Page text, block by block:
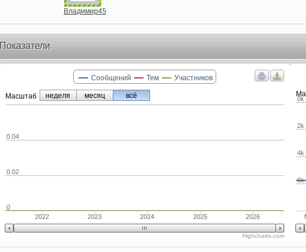
Владимир45
Показатели
Маcштаб
2022 2023 2024 2025 2026
0
0.02
0.04
Highcharts.com
Сообщений Тем Участников
неделя месяц всё 0k
2k
4k
6k